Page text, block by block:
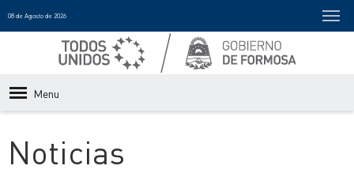
08 de Agosto de 2026
Menu
Noticias